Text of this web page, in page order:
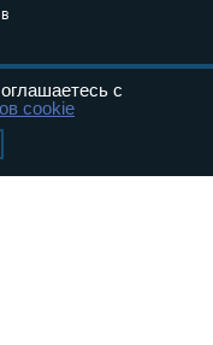
с
cookie